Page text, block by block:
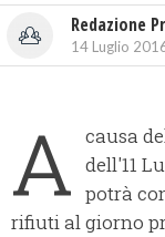
Redazione
14 Luglio
A causa
dell'11
potrà
rifiuti al giorno